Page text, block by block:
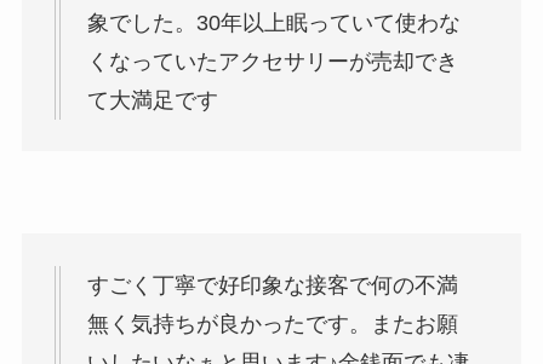
象でした。30年以上眠っていて使わな
くなっていたアクセサリーが売却でき
て大満足です
すごく丁寧で好印象な接客で何の不満
無く気持ちが良かったです。またお願